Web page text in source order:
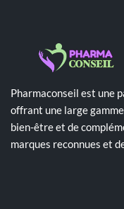
Pharmaconseil est une
offrant une large
bien-être et de
marques reconnues et